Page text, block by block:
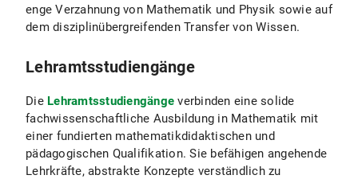
enge Verzahnung von Mathematik und Physik sowie auf
dem disziplinübergreifenden Transfer von Wissen.
Lehramtsstudiengänge
Die Lehramtsstudiengängeverbinden eine solide
fachwissenschaftliche Ausbildung in Mathematik mit
einer fundierten mathematikdidaktischen und
pädagogischen Qualifikation. Sie befähigen angehende
Lehrkräfte, abstrakte Konzepte verständlich zu